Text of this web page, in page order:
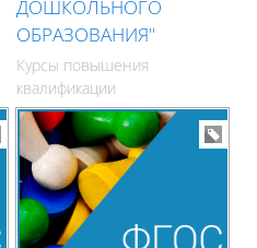
ДОШКОЛЬНОГО
ОБРАЗОВАНИЯ"
Курсы повышения
квалификации